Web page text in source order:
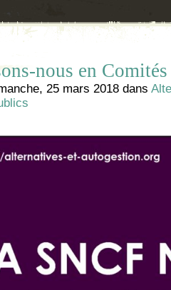
nous en
25 mars 2018 dans